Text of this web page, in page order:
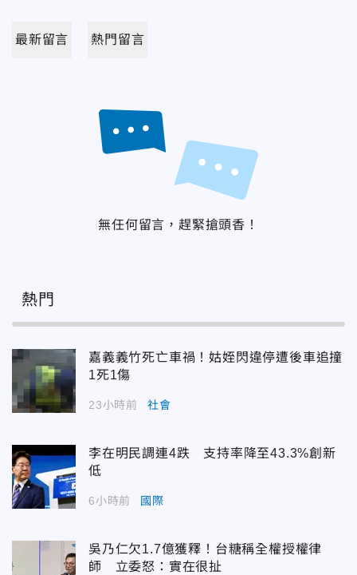
最新留言 熱門留言
無任何留言，趕緊搶頭香！
熱門
嘉義義竹死亡車禍！姑姪閃違停遭後車追撞
1死1傷
23小時前 社會
李在明民調連4跌 支持率降至43.3%創新
低
6小時前 國際
吳乃仁欠1.7億獲釋！台糖稱全權授權律
師 立委怒：實在很扯